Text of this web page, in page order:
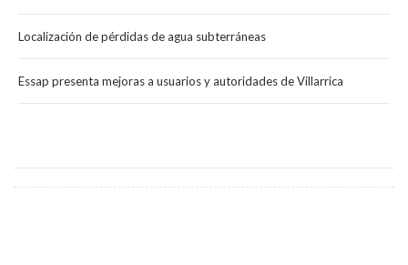
Localización de pérdidas de agua subterráneas
Essap presenta mejoras a usuarios y autoridades de Villarrica